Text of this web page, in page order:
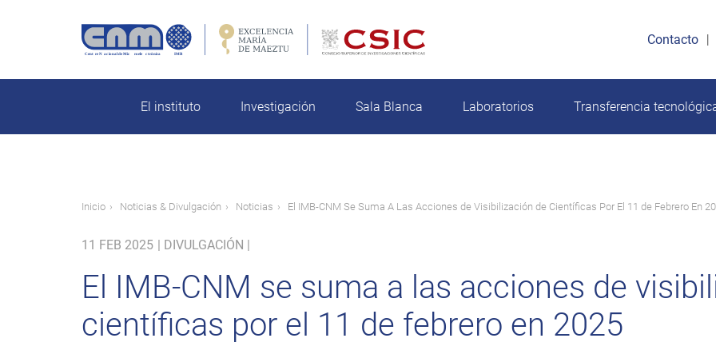
Contacto
El instituto Investigación Sala Blanca Laboratorios Transferencia
Ruta
de
Inicio Noticias & Divulgación Noticias El IMB-CNM Se Suma A Las Acciones de Visibilización de Científicas Por El 11 de Febrero En
11 FEB 2025 | DIVULGACIÓN |
El IMB-CNM se suma a las acciones de
científicas por el 11 de febrero en 2025